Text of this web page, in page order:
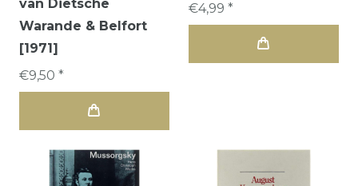
van Dietsche
Warande & Belfort
[1971]
€9,50 *
€4,99 *